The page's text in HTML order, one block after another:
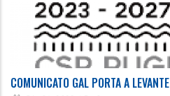
COMUNICATO GAL PORTA A LEVANTE